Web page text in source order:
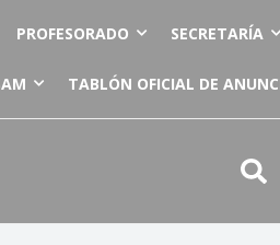
PROFESORADO SECRETARÍA
TABLÓN OFICIAL DE